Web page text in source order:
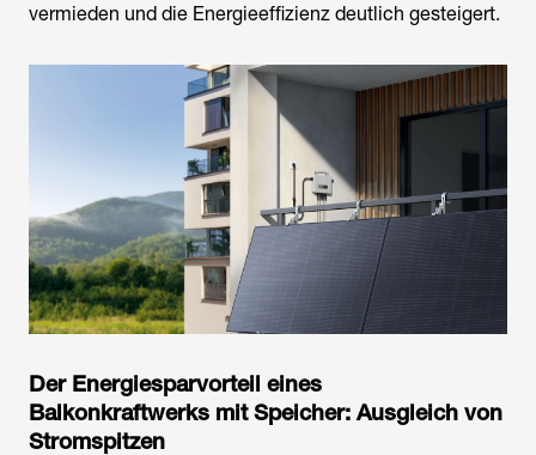
vermieden und die Energieeffizienz deutlich gesteigert.
Der Energiesparvorteil eines
Balkonkraftwerks mit Speicher: Ausgleich von
Stromspitzen